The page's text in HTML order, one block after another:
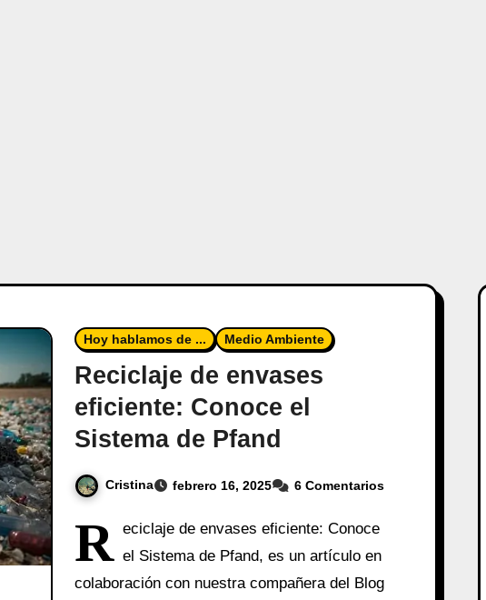
Hoy hablamos de ... Medio Ambiente
Reciclaje de envases
eficiente: Conoce el
Sistema de Pfand
Cristina febrero 16, 2025 6 Comentarios
R eciclaje de envases eficiente: Conoce
el Sistema de Pfand, es un artículo en
colaboración con nuestra compañera del Blog